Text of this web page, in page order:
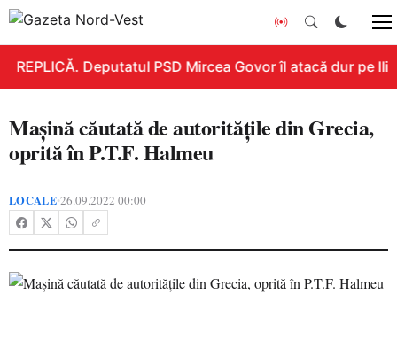
REPLICĂ. Deputatul PSD Mircea Govor îl atacă dur pe
Mașină căutată de autoritățile din Grecia,
oprită în P.T.F. Halmeu
LOCALE•26.09.2022 00:00